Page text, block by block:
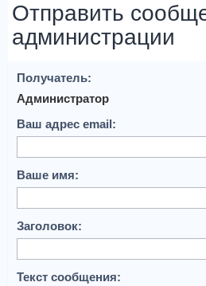
Отправить
администрации
Получатель:
Администратор
Ваш адрес email:
Ваше имя:
Заголовок:
Текст сообщения: